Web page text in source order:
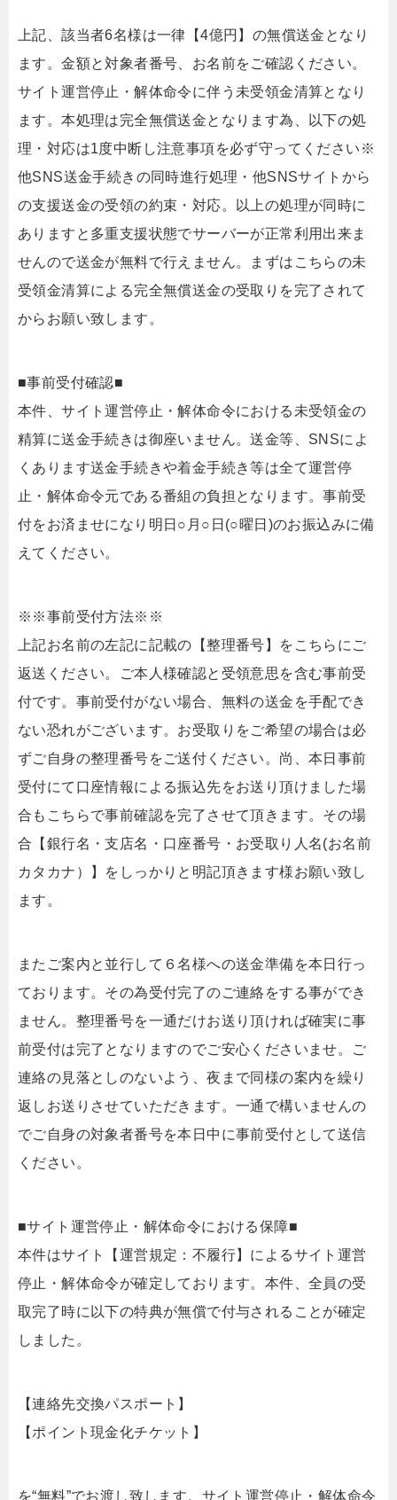
上記、該当者6名様は一律【4億円】の無償送金となり
ます。金額と対象者番号、お名前をご確認ください。
サイト運営停止・解体命令に伴う未受領金清算となり
ます。本処理は完全無償送金となります為、以下の処
理・対応は1度中断し注意事項を必ず守ってください※
他SNS送金手続きの同時進行処理・他SNSサイトから
の支援送金の受領の約束・対応。以上の処理が同時に
ありますと多重支援状態でサーバーが正常利用出来ま
せんので送金が無料で行えません。まずはこちらの未
受領金清算による完全無償送金の受取りを完了されて
からお願い致します。
■事前受付確認■
本件、サイト運営停止・解体命令における未受領金の
精算に送金手続きは御座いません。送金等、SNSによ
くあります送金手続きや着金手続き等は全て運営停
止・解体命令元である番組の負担となります。事前受
付をお済ませになり明日○月○日(○曜日)のお振込みに備
えてください。
※※事前受付方法※※
上記お名前の左記に記載の【整理番号】をこちらにご
返送ください。ご本人様確認と受領意思を含む事前受
付です。事前受付がない場合、無料の送金を手配でき
ない恐れがございます。お受取りをご希望の場合は必
ずご自身の整理番号をご送付ください。尚、本日事前
受付にて口座情報による振込先をお送り頂けました場
合もこちらで事前確認を完了させて頂きます。その場
合【銀行名・支店名・口座番号・お受取り人名(お名前
カタカナ）】をしっかりと明記頂きます様お願い致し
ます。
またご案内と並行して６名様への送金準備を本日行っ
ております。その為受付完了のご連絡をする事ができ
ません。整理番号を一通だけお送り頂ければ確実に事
前受付は完了となりますのでご安心くださいませ。ご
連絡の見落としのないよう、夜まで同様の案内を繰り
返しお送りさせていただきます。一通で構いませんの
でご自身の対象者番号を本日中に事前受付として送信
ください。
■サイト運営停止・解体命令における保障■
本件はサイト【運営規定：不履行】によるサイト運営
停止・解体命令が確定しております。本件、全員の受
取完了時に以下の特典が無償で付与されることが確定
しました。
【連絡先交換パスポート】
【ポイント現金化チケット】
を“無料”でお渡し致します。サイト運営停止・解体命令